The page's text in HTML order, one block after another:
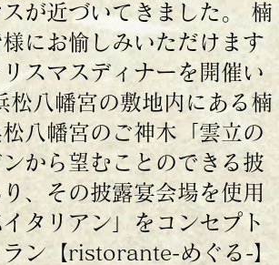
が近づいてきました。 楠
にお愉しみいただけます
スマスディナーを開催い
松八幡宮の敷地内にある楠
八幡宮のご神木「雲立の
から望むことのできる披
、その披露宴会場を使用
タリアン」をコンセプト
ン【ristorante-めぐる-】